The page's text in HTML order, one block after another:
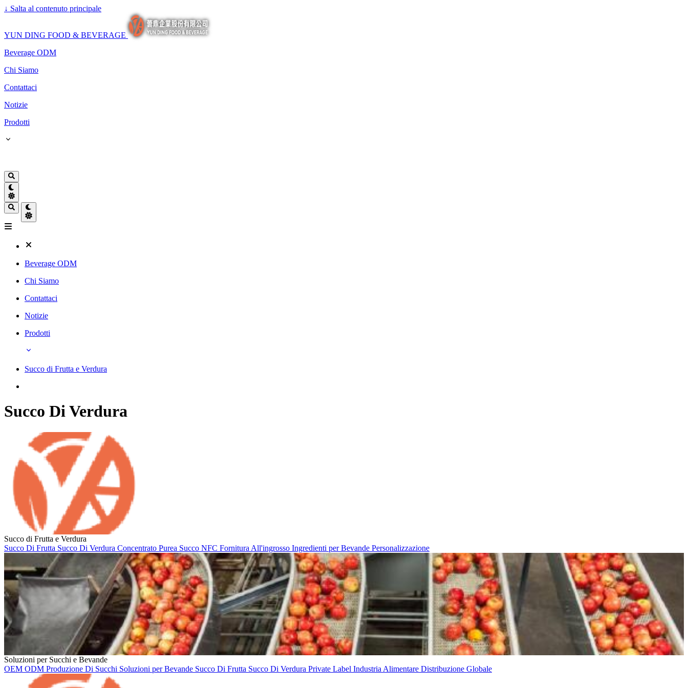
↓ Salta al contenuto principale
YUN DING FOOD & BEVERAGE
Beverage ODM
Chi Siamo
Contattaci
Notizie
Prodotti
Beverage ODM
Chi Siamo
Contattaci
Notizie
Prodotti
Succo di Frutta e Verdura
Succo Di Verdura
Succo di Frutta e Verdura
Succo Di Frutta Succo Di Verdura Concentrato Purea Succo NFC Fornitura All'ingrosso Ingredienti per Bevande Personalizzazione
Soluzioni per Succhi e Bevande
OEM ODM Produzione Di Succhi Soluzioni per Bevande Succo Di Frutta Succo Di Verdura Private Label Industria Alimentare Distribuzione Globale